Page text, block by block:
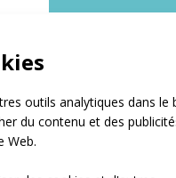
outils analytiques dans le
du contenu et des
Web.